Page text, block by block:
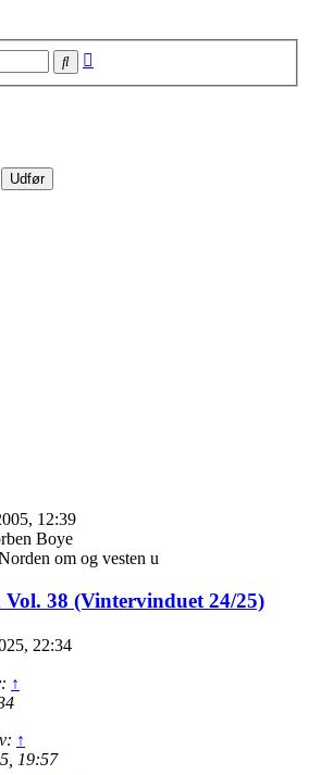
Søg
12:39
Boye
om og vesten u
38 (Vintervinduet 24/25)
22:34
↑
↑
19:57